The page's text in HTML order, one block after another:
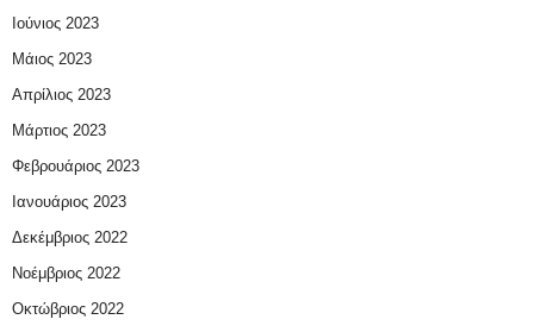
Ιούνιος 2023
Μάιος 2023
Απρίλιος 2023
Μάρτιος 2023
Φεβρουάριος 2023
Ιανουάριος 2023
Δεκέμβριος 2022
Νοέμβριος 2022
Οκτώβριος 2022